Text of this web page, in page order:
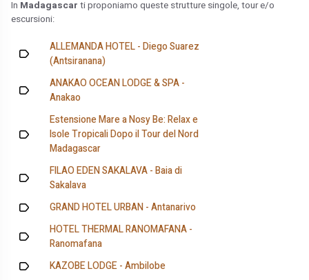
In Madagascarti proponiamo queste strutture singole, tour e/o
escursioni:
ALLEMANDA HOTEL - Diego Suarez
(Antsiranana)
ANAKAO OCEAN LODGE & SPA -
Anakao
Estensione Mare a Nosy Be: Relax e
Isole Tropicali Dopo il Tour del Nord
Madagascar
FILAO EDEN SAKALAVA - Baia di
Sakalava
GRAND HOTEL URBAN - Antanarivo
HOTEL THERMAL RANOMAFANA -
Ranomafana
KAZOBE LODGE - Ambilobe